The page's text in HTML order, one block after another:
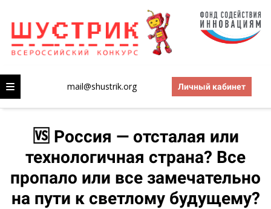
mail@shustrik.org Личный кабинет
🆚 Россия — отсталая или
технологичная страна? Все
пропало или все замечательно
на пути к светлому будущему?